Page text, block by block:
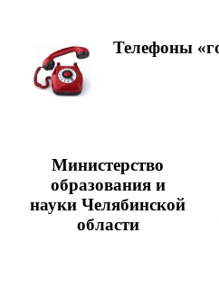
Телефоны
Министерство
образования и
науки Челябинской
области